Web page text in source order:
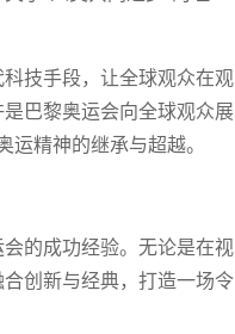
技手段，让全球观众在观
巴黎奥运会向全球观众展
精神的继承与超越。
的成功经验。无论是在视
创新与经典，打造一场令